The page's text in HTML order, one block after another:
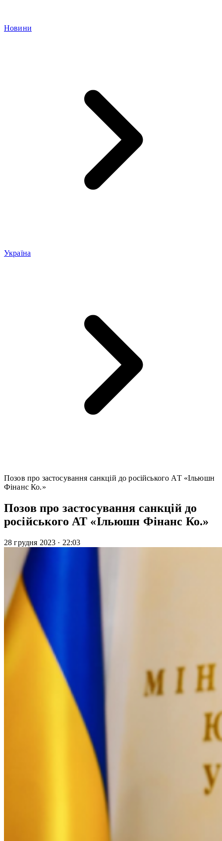
Новини
Україна
Позов про застосування санкцій до російського АТ «Ільюшн
Фінанс Ко.»
Позов про застосування санкцій до
російського АТ «Ільюшн Фінанс Ко.»
28 грудня 2023 · 22:03